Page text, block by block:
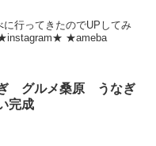
行ってきたのでUPしてみ
★instagram★ ★ameba
グルメ桑原 うなぎ
完成